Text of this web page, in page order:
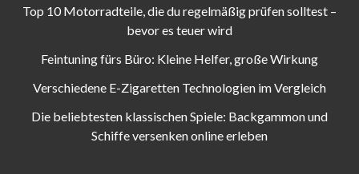
Top 10 Motorradteile, die du regelmäßig prüfen solltest –
bevor es teuer wird
Feintuning fürs Büro: Kleine Helfer, große Wirkung
Verschiedene E-Zigaretten Technologien im Vergleich
Die beliebtesten klassischen Spiele: Backgammon und
Schiffe versenken online erleben